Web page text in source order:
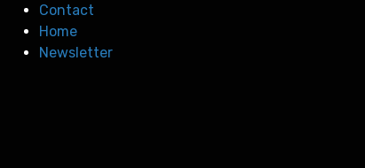
Contact
Home
Newsletter